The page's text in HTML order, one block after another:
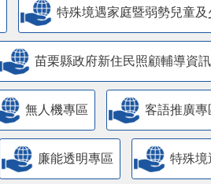
特殊境遇家庭暨弱勢兒童
苗栗縣政府新住民照顧輔導資
無人機專區 客語推廣專
廉能透明專區 特殊境